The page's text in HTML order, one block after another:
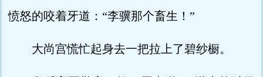
愤怒的咬着牙道：“李骥那个畜生！”
大尚宫慌忙起身去一把拉上了碧纱橱。